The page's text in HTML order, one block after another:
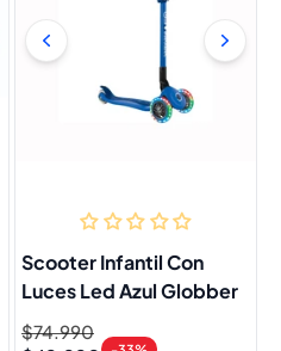
Scooter Infantil Con
Luces Led Azul Globber
Precio
$74.990
Precio